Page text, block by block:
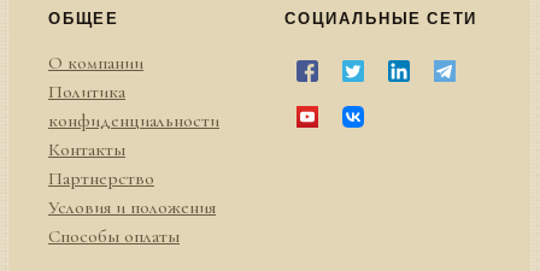
ОБЩЕЕ
О компании
Политика
конфиденциальности
Контакты
Партнерство
Условия и положения
Способы оплаты
СОЦИАЛЬНЫЕ СЕТИ